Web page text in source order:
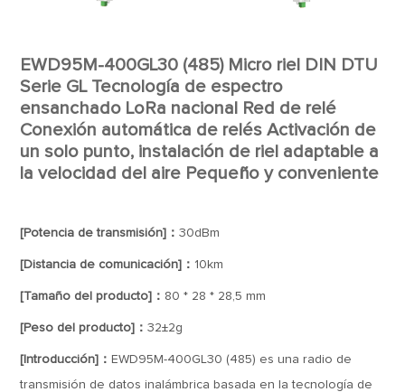
EWD95M-400GL30 (485) Micro riel DIN DTU
Serie GL Tecnología de espectro
ensanchado LoRa nacional Red de relé
Conexión automática de relés Activación de
un solo punto, instalación de riel adaptable a
la velocidad del aire Pequeño y conveniente
[Potencia de transmisión]：30dBm
[Distancia de comunicación]： 10km
[Tamaño del producto]： 80 * 28 * 28,5 mm
[Peso del producto]：32±2g
[Introducción]： EWD95M-400GL30 (485) es una radio de
transmisión de datos inalámbrica basada en la tecnología de